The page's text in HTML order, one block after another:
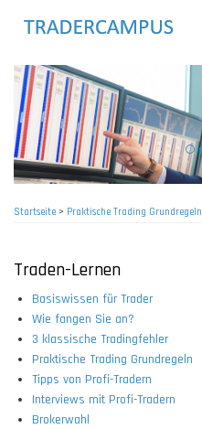
Startseite> Praktische Trading Grundregeln
Traden-Lernen
Basiswissen für Trader
Wie fangen Sie an?
3 klassische Tradingfehler
Praktische Trading Grundregeln
Tipps von Profi-Tradern
Interviews mit Profi-Tradern
Brokerwahl